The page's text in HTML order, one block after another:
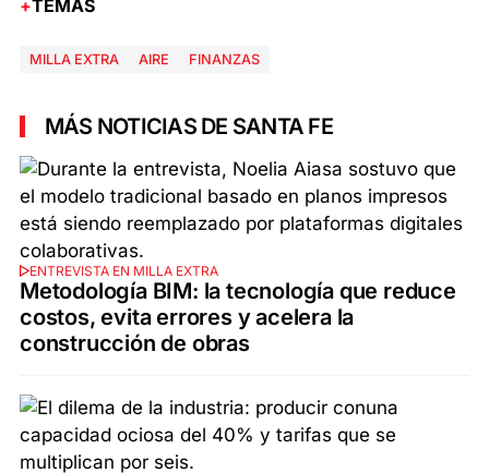
TEMAS
MILLA EXTRA AIRE FINANZAS
MÁS NOTICIAS DE SANTA FE
ENTREVISTA EN MILLA EXTRA
Metodología BIM: la tecnología que reduce
costos, evita errores y acelera la
construcción de obras